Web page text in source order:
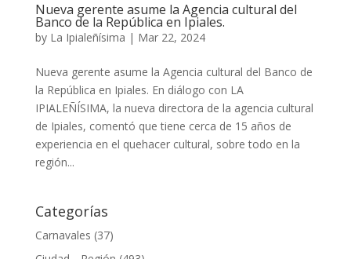
Nueva gerente asume la Agencia cultural del
Banco de la República en Ipiales.
by La Ipialeñísima | Mar 22, 2024
Nueva gerente asume la Agencia cultural del Banco de
la República en Ipiales. En diálogo con LA
IPIALEÑÍSIMA, la nueva directora de la agencia cultural
de Ipiales, comentó que tiene cerca de 15 años de
experiencia en el quehacer cultural, sobre todo en la
región...
Categorías
Carnavales (37)